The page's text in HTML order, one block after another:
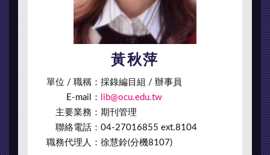
黃秋萍
單位 / 職稱：採錄編目組 / 辦事員
E-mail：
lib@ocu.edu.tw
主要業務：期刊管理
聯絡電話：04-27016855 ext.8104
職務代理人：徐慧鈴(分機8107)